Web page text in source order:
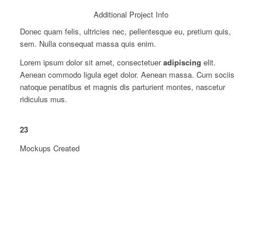
Additional Project Info
Donec quam felis, ultricies nec, pellentesque eu, pretium quis,
sem. Nulla consequat massa quis enim.
Lorem ipsum dolor sit amet, consectetueradipiscing elit.
Aenean commodo ligula eget dolor. Aenean massa. Cum sociis
natoque penatibus et magnis dis parturient montes, nascetur
ridiculus mus.
23
Mockups Created